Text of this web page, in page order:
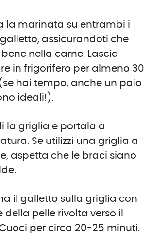
la marinata su entrambi i
assicurandoti che
nella carne. Lascia
in frigorifero per almeno 30
hai tempo, anche un paio
ideali!).
la griglia e portala a
Se utilizzi una griglia a
aspetta che le braci siano
il galletto sulla griglia con
della pelle rivolta verso il
per circa 20-25 minuti.